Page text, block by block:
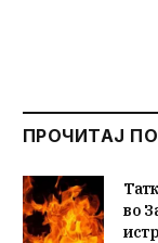
ПРОЧИТАЈ
во